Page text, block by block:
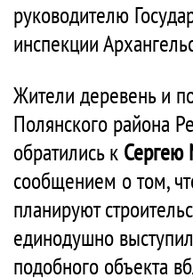
руководителю
инспекции
Жители деревень и
Полянского района
обратились к Сергею
сообщением о том,
планируют
единодушно
подобного объекта